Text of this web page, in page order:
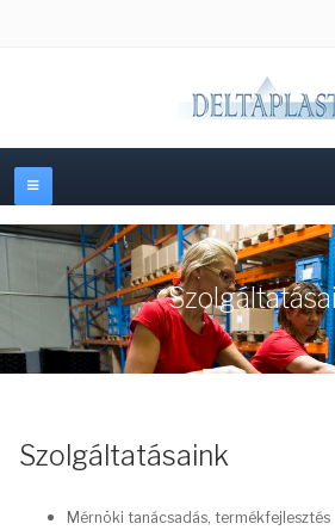
Szolgáltatásaink
Mérnöki tanácsadás, termékfejlesztés